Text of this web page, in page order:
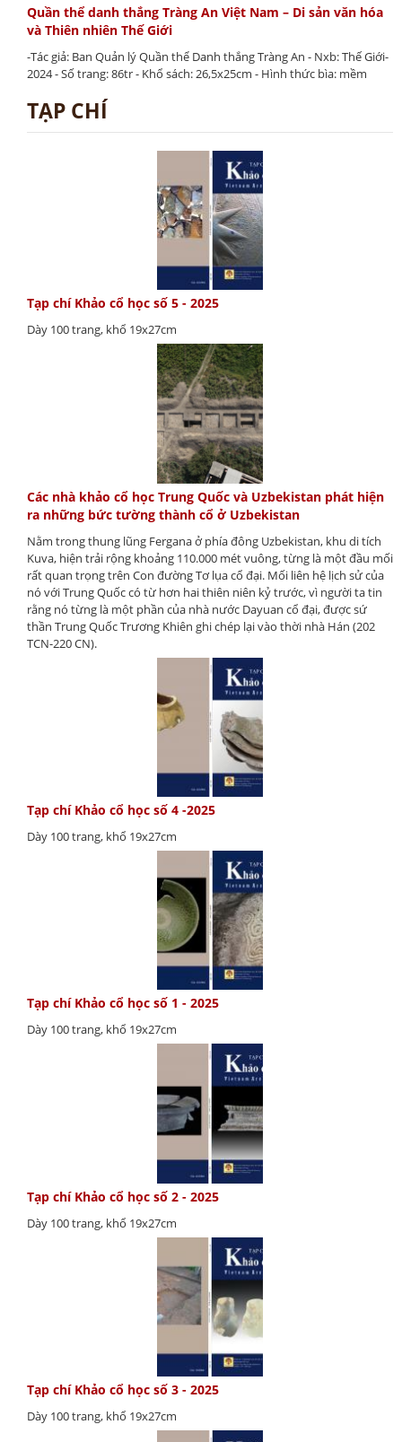
Quần thể danh thắng Tràng An Việt Nam – Di sản văn hóa
và Thiên nhiên Thế Giới
-Tác giả: Ban Quản lý Quần thể Danh thắng Tràng An - Nxb: Thế Giới-
2024 - Số trang: 86tr - Khổ sách: 26,5x25cm - Hình thức bìa: mềm
TẠP CHÍ
Tạp chí Khảo cổ học số 5 - 2025
Dày 100 trang, khổ 19x27cm
Các nhà khảo cổ học Trung Quốc và Uzbekistan phát hiện
ra những bức tường thành cổ ở Uzbekistan
Nằm trong thung lũng Fergana ở phía đông Uzbekistan, khu di tích
Kuva, hiện trải rộng khoảng 110.000 mét vuông, từng là một đầu mối
rất quan trọng trên Con đường Tơ lụa cổ đại. Mối liên hệ lịch sử của
nó với Trung Quốc có từ hơn hai thiên niên kỷ trước, vì người ta tin
rằng nó từng là một phần của nhà nước Dayuan cổ đại, được sứ
thần Trung Quốc Trương Khiên ghi chép lại vào thời nhà Hán (202
TCN-220 CN).
Tạp chí Khảo cổ học số 4 -2025
Dày 100 trang, khổ 19x27cm
Tạp chí Khảo cổ học số 1 - 2025
Dày 100 trang, khổ 19x27cm
Tạp chí Khảo cổ học số 2 - 2025
Dày 100 trang, khổ 19x27cm
Tạp chí Khảo cổ học số 3 - 2025
Dày 100 trang, khổ 19x27cm